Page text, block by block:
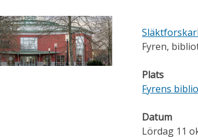
Fyren,
Plats
Fyrens
Datum
Lördag 11